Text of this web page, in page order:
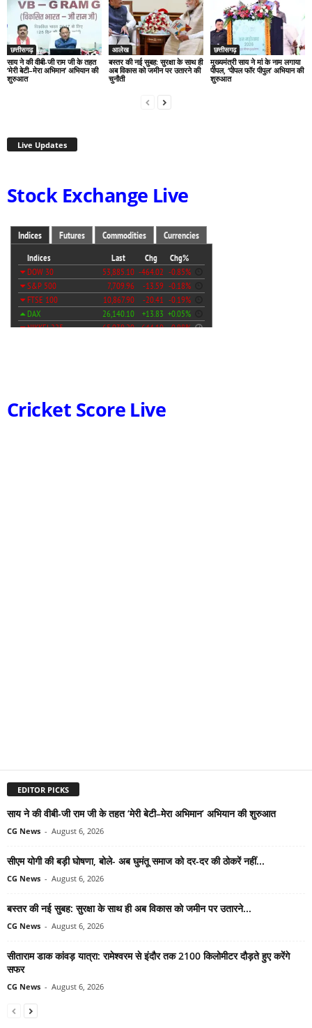
छत्तीसगढ़
साय ने की वीबी-जी राम जी के तहत
‘मेरी बेटी–मेरा अभिमान’ अभियान की
शुरुआत
आलेख
बस्तर की नई सुबह: सुरक्षा के साथ ही
अब विकास को जमीन पर उतारने की
चुनौती
छत्तीसगढ़
मुख्यमंत्री साय ने मां के नाम लगाया
पीपल, ‘पीपल फॉर पीपुल’ अभियान की
शुरुआत
Live Updates
Stock Exchange Live
Cricket Score Live
EDITOR PICKS
साय ने की वीबी-जी राम जी के तहत ‘मेरी बेटी–मेरा अभिमान’ अभियान की शुरुआत
CG News - August 6, 2026
सीएम योगी की बड़ी घोषणा, बोले- अब घुमंतू समाज को दर-दर की ठोकरें नहीं...
CG News - August 6, 2026
बस्तर की नई सुबह: सुरक्षा के साथ ही अब विकास को जमीन पर उतारने...
CG News - August 6, 2026
सीताराम डाक कांवड़ यात्रा: रामेश्वरम से इंदौर तक 2100 किलोमीटर दौड़ते हुए करेंगे
सफर
CG News - August 6, 2026